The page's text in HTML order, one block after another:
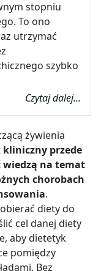
stopniu
To ono
utrzymać
szybko
Czytaj dalej...
żywienia
przede
na temat
chorobach
.
diety do
cel danej diety
aby dietetyk
pomiędzy
Bez